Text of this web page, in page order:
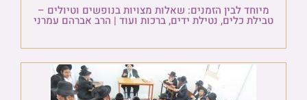
מיוחד לבין הזמנים: שאלות מצויות בנופשים וטיולים –
טבילת כלים, נטילת ידים, ברכות ועוד | הרב אברהם עמרני